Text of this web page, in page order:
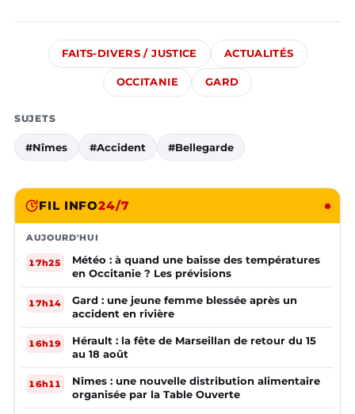
FAITS-DIVERS / JUSTICE ACTUALITÉS
OCCITANIE GARD
SUJETS
#Nîmes #Accident #Bellegarde
FIL INFO24/7
AUJOURD'HUI
17h25
Météo : à quand une baisse des températures
en Occitanie ? Les prévisions
17h14
Gard : une jeune femme blessée après un
accident en rivière
16h19
Hérault : la fête de Marseillan de retour du 15
au 18 août
16h11
Nîmes : une nouvelle distribution alimentaire
organisée par la Table Ouverte